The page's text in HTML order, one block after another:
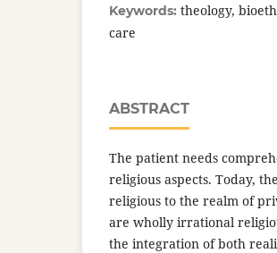
Keywords: theology,
care
ABSTRACT
The patient needs
religious aspects. Today,
religious to the realm of
are wholly irrational
the integration of both